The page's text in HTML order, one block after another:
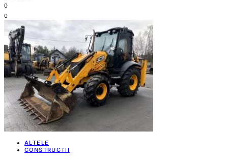
0
0
ALTELE
CONSTRUCTII